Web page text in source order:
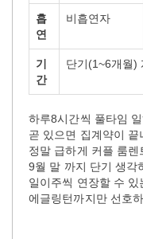
흡
연
비흡연자
기
간
단기(1~6개월)
하루8시간씩 풀타임
곧 있으면 집계약이
정말 급하게 커플 룸렌
9월 말 까지 단기 생각
일이주씩 연장할 수 있
에글링턴까지만 선호